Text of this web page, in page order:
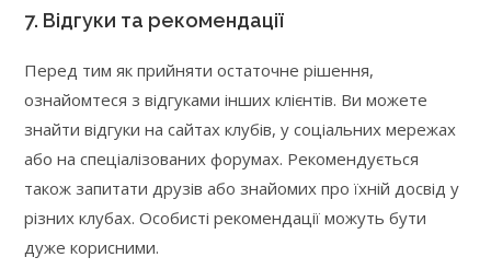
7. Відгуки та рекомендації
Перед тим як прийняти остаточне рішення,
ознайомтеся з відгуками інших клієнтів. Ви можете
знайти відгуки на сайтах клубів, у соціальних мережах
або на спеціалізованих форумах. Рекомендується
також запитати друзів або знайомих про їхній досвід у
різних клубах. Особисті рекомендації можуть бути
дуже корисними.